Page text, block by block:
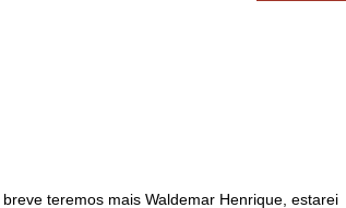
teremos mais Waldemar Henrique, estarei